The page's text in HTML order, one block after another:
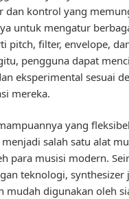
dan kontrol yang
untuk mengatur
pitch, filter, envelope,
pengguna dapat
eksperimental sesuai
mereka.
yang
salah satu alat
para musisi modern.
teknologi, synthesizer
mudah digunakan oleh